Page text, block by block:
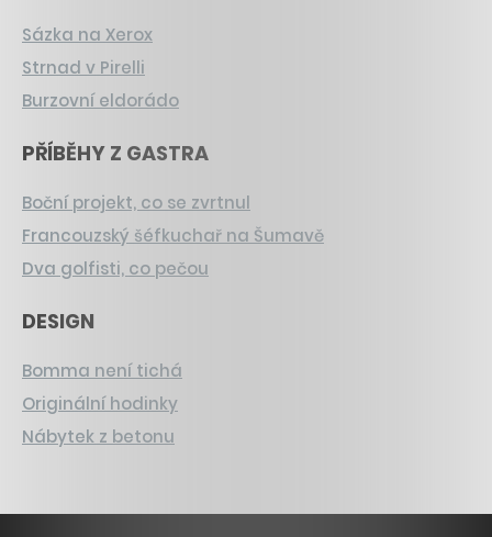
Sázka na Xerox
Strnad v Pirelli
Burzovní eldorádo
PŘÍBĚHY Z GASTRA
Boční projekt, co se zvrtnul
Francouzský šéfkuchař na Šumavě
Dva golfisti, co pečou
DESIGN
Bomma není tichá
Originální hodinky
Nábytek z betonu